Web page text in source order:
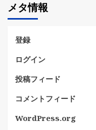
リ
ー
メタ情報
登録
ログイン
投稿フィード
コメントフィード
WordPress.org